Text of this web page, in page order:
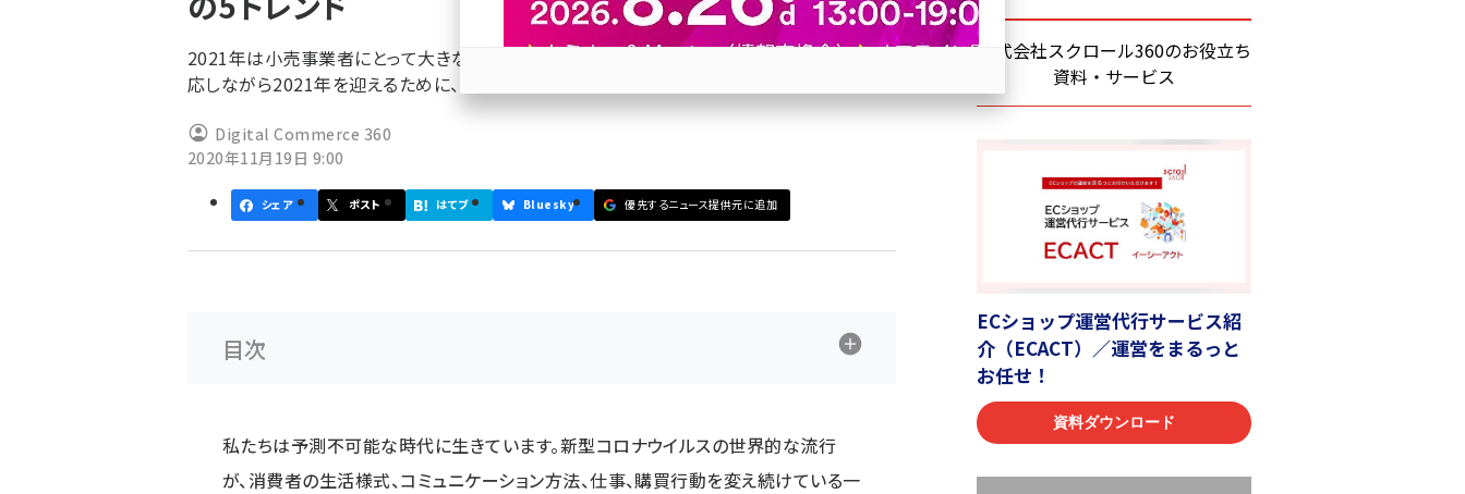
2021年は小売事業者にとって大きな変化の年になるでしょう。「ニューノーマル」に迅速に適
応しながら2021年を迎えるために、小売り事業者がチェックするべき5つのトレンドを解説
Digital Commerce 360
2020年11月19日 9:00
シェア ポスト はてブ Bluesky 優先するニュース提供元に追加
目次
私たちは予測不可能な時代に生きています。新型コロナウイルスの世界的な流行
が、消費者の生活様式、コミュニケーション方法、仕事、購買行動を変え続けている一